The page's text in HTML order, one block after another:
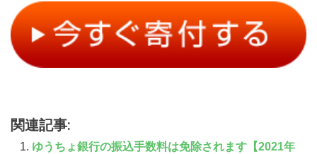
関連記事:
ゆうちょ銀行の振込手数料は免除されます【2021年